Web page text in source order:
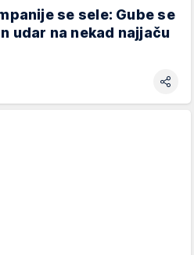
se sele: Gube se
udar na nekad najjaču